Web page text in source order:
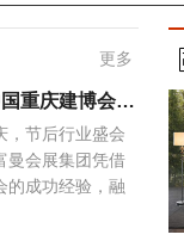
更多
精彩汇聚|2023中国重庆建博会10月惊艳亮相，掘金中西部必来的行业盛会
，节后行业盛会
曼会展集团凭借
的成功经验，融
庆建博会